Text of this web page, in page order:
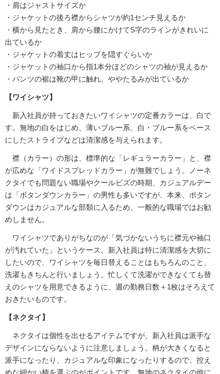
・肩はジャストサイズか
・ジャケットの後ろ襟からシャツが約1センチ見えるか
・横から見たとき、肩から腰にかけてS字のラインがきれいに
出ているか
・ジャケットの着丈はヒップを隠すぐらいか
・ジャケットの袖口から指1本分ほどのシャツの袖が見えるか
・パンツの裾は靴の甲に触れ、ややたるみが出ているか
【ワイシャツ】
新入社員が持っておきたいワイシャツの定番カラーは、白で
す。無地の白をはじめ、薄いブルー系、白・ブルー系をベース
にしたストライプなどは清潔感を与えられます。
襟（カラー）の形は、標準的な「レギュラーカラー」と、襟
が広めな「ワイドスプレッドカラー」が無難でしょう。ノーネ
クタイでも問題ない職場やクールビズの時期、カジュアルデー
は「ボタンダウンカラー」の男性も多いですが、本来、ボタン
ダウンはカジュアルな部類に入るため、一般的な職場ではお勧
めしません。
ワイシャツでありがちなのが「気づかないうちに襟元や袖口
が汚れていた」というケース。新入社員は特に清潔感を大切に
したいので、ワイシャツを毎日替えることはもちろんのこと、
洗濯もきちんと行いましょう。忙しくて洗濯ができなくても替
えのシャツを用意できるように、週の勤務日数＋1枚はそろえて
おきたいものです。
【ネクタイ】
ネクタイは個性を出せるアイテムですが、新入社員は派手な
デザインにならないように注意しましょう。柄が大きくなると
派手になったり、カジュアルな印象になったりするので、控え
めな細かい柄を選ぶのがポイントです。無地のネクタイの他に